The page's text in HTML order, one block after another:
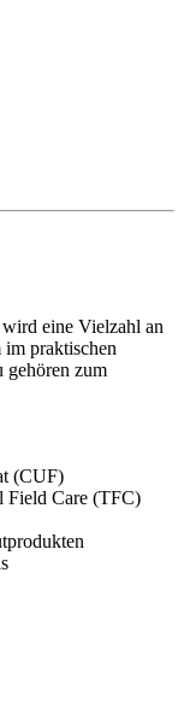
eine Vielzahl an
praktischen
gehören zum
(CUF)
Field Care (TFC)